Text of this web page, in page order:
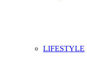
LIFESTYLE